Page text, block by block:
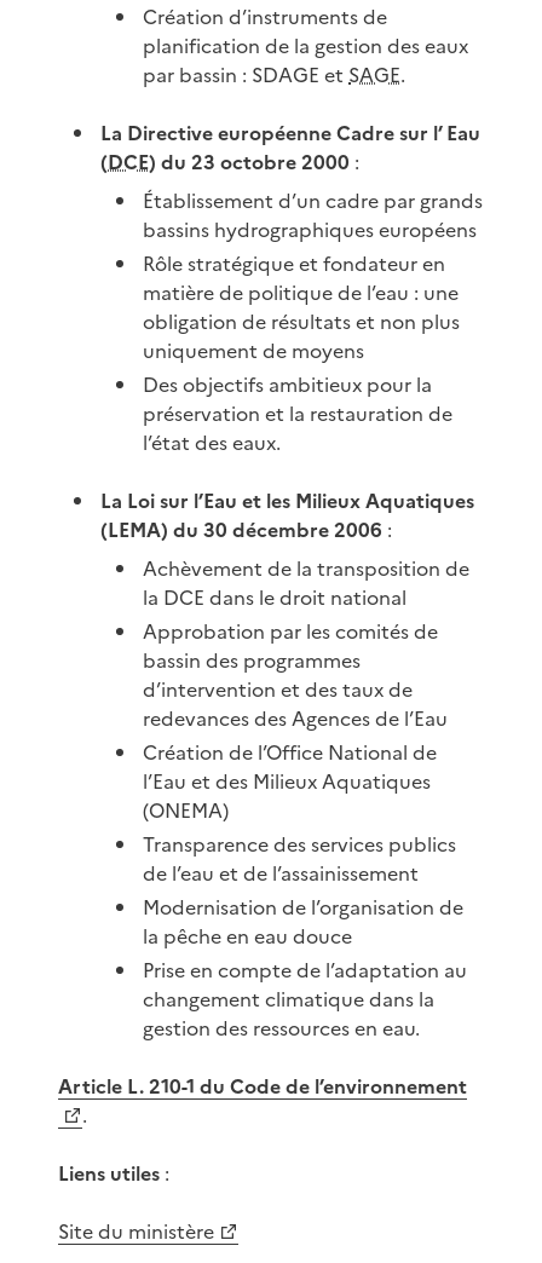
Création d’instruments de
planification de la gestion des eaux
par bassin : SDAGE et SAGE.
La Directive européenne Cadre sur l’ Eau
(DCE) du 23 octobre 2000 :
Établissement d’un cadre par grands
bassins hydrographiques européens
Rôle stratégique et fondateur en
matière de politique de l’eau : une
obligation de résultats et non plus
uniquement de moyens
Des objectifs ambitieux pour la
préservation et la restauration de
l’état des eaux.
La Loi sur l’Eau et les Milieux Aquatiques
(LEMA) du 30 décembre 2006 :
Achèvement de la transposition de
la DCE dans le droit national
Approbation par les comités de
bassin des programmes
d’intervention et des taux de
redevances des Agences de l’Eau
Création de l’Office National de
l’Eau et des Milieux Aquatiques
(ONEMA)
Transparence des services publics
de l’eau et de l’assainissement
Modernisation de l’organisation de
la pêche en eau douce
Prise en compte de l’adaptation au
changement climatique dans la
gestion des ressources en eau.
Article L. 210-1 du Code de l’environnement
.
Liens utiles :
Site du ministère